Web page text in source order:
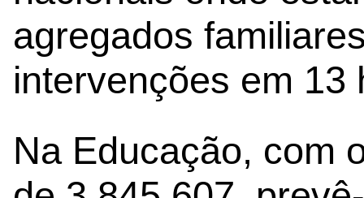
agregados
intervenções em 13
Na Educação, com